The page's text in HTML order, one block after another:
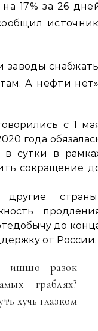
17% за 26
заводы
А нефти
с 1
года
сутки в
сокращение
до
от России.
ишшо разок
граблях?
хучь глазком